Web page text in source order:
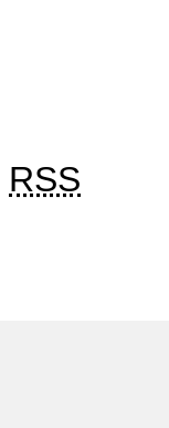
RSS